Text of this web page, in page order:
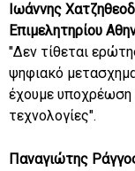
Ιωάννης
Επιμελητηρίου
"Δεν τίθεται
ψηφιακό
έχουμε υποχρέωση
τεχνολογίες".
Παναγιώτης